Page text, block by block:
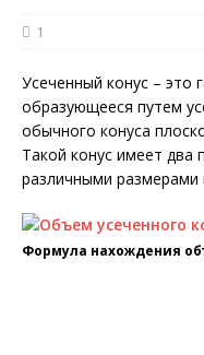
1
Усеченный конус – это
образующееся путем
обычного конуса
Такой конус имеет два
различными размерами
Формула нахождения